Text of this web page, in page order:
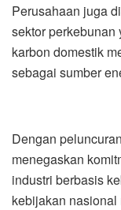
Perusahaan juga
sektor
karbon domestik
sebagai sumber
Dengan
menegaskan
industri berbasis
kebijakan